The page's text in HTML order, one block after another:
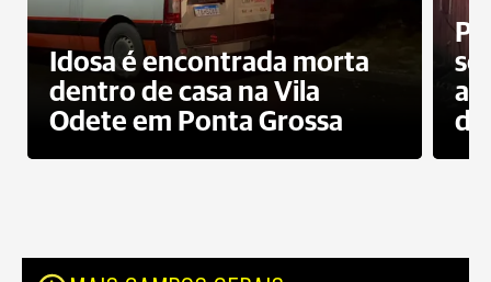
Idosa é encontrada morta
dentro de casa na Vila
Odete em Ponta Grossa
do